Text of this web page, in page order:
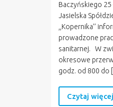
Baczyńskiego 25
Jasielska
,,Kopernika’’
prowadzone
sanitarnej. W
okresowe
godz. od 800 do
Czytaj więcej